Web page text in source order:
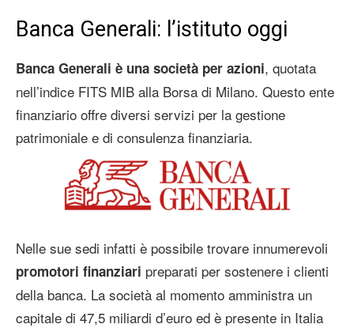
Banca Generali: l’istituto oggi
Banca Generali è una società per azioni, quotata
nell’indice FITS MIB alla Borsa di Milano. Questo ente
finanziario offre diversi servizi per la gestione
patrimoniale e di consulenza finanziaria.
Nelle sue sedi infatti è possibile trovare innumerevoli
promotori finanziari preparati per sostenere i clienti
della banca. La società al momento amministra un
capitale di 47,5 miliardi d’euro ed è presente in Italia